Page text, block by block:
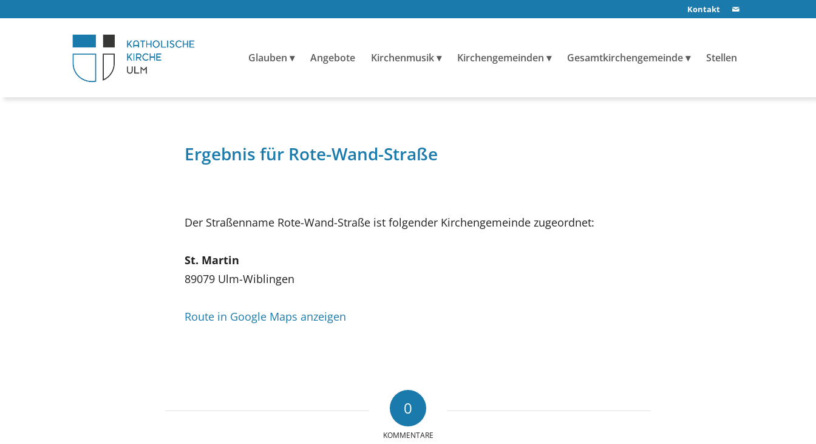
Kontakt
Glauben Angebote Kirchenmusik Kirchengemeinden Gesamtkirchengemeinde Stellen
Ergebnis für Rote-Wand-Straße
Der Straßenname Rote-Wand-Straße ist folgender Kirchengemeinde zugeordnet:
St. Martin
89079 Ulm-Wiblingen
Route in Google Maps anzeigen
0
KOMMENTARE